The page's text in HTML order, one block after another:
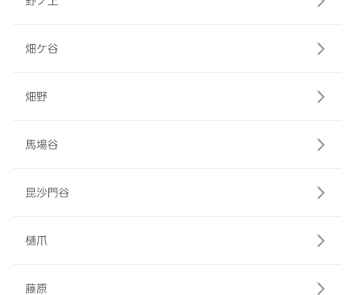
畑ケ谷
畑野
馬場谷
昆沙門谷
樋爪
藤原